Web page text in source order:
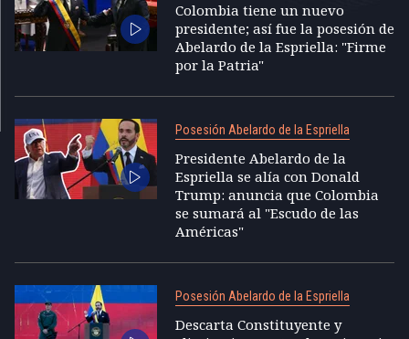
Colombia tiene un nuevo
presidente; así fue la posesión de
Abelardo de la Espriella: "Firme
por la Patria"
Posesión Abelardo de la Espriella
Presidente Abelardo de la
Espriella se alía con Donald
Trump: anuncia que Colombia
se sumará al "Escudo de las
Américas"
Posesión Abelardo de la Espriella
Descarta Constituyente y